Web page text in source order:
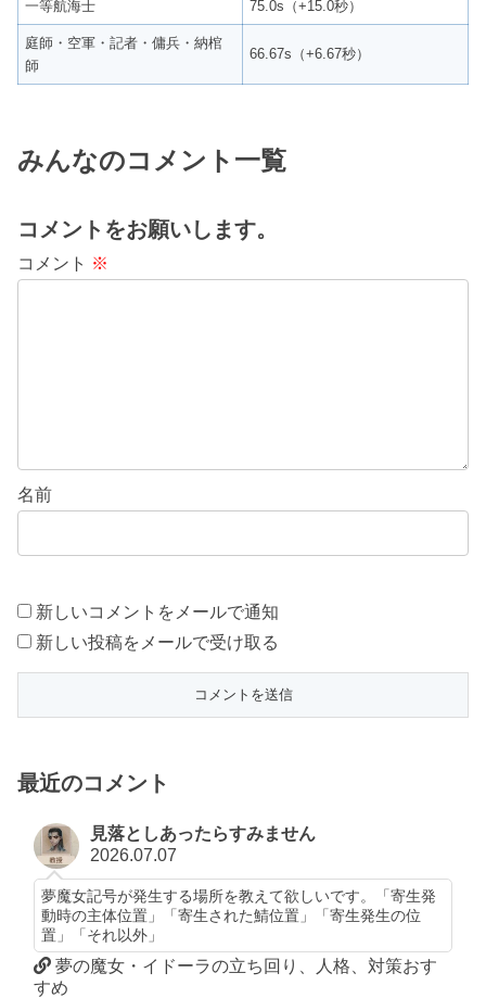
一等航海士 75.0s（+15.0秒）
庭師・空軍・記者・傭兵・納棺
師
66.67s（+6.67秒）
みんなのコメント一覧
コメントをお願いします。
コメント ※
名前
新しいコメントをメールで通知
新しい投稿をメールで受け取る
最近のコメント
見落としあったらすみません
2026.07.07
夢魔女記号が発生する場所を教えて欲しいです。「寄生発
動時の主体位置」「寄生された鯖位置」「寄生発生の位
置」「それ以外」
夢の魔女・イドーラの立ち回り、人格、対策おす
すめ